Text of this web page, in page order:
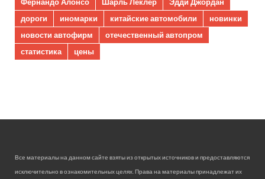
Фернандо Алонсо
Шарль Леклер
Эдди Джордан
дороги
иномарки китайские автомобили
новинки
новости автофирм
отечественный автопром
статистика
цены
Все материалы на данном сайте взяты из открытых источников и предоставляются
исключительно в ознакомительных целях. Права на материалы принадлежат их